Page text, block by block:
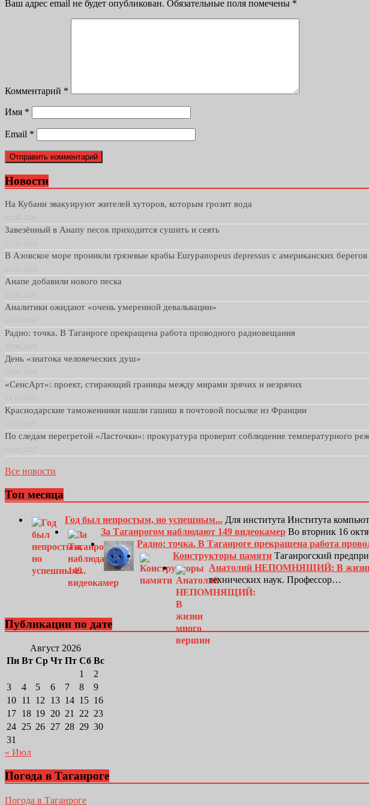
Ваш адрес email не будет опубликован. Обязательные поля помечены *
Комментарий *
Имя *
Email *
Новости
На Кубани эвакуируют жителей хуторов, которым грозит вода
Завезённый в Анапу песок приходится сушить и сеять
В Азовское море проникли грязевые крабы Eurypanopeus depressus с американских
Анапе добавили нового песка
Аналитики ожидают «очень умеренной девальвации»
Радио: точка. В Таганроге прекращена работа проводного радиовещания
День «знатока человеческих душ»
«СенсАрт»: проект, стирающий границы между мирами зрячих и незрячих
Краснодарские таможенники нашли гашиш в почтовой посылке из Франции
По следам перегретой «Ласточки»: прокуратура проверит соблюдение температурного
Все новости
Топ месяца
Год был непростым, но успешным... Для института Института
За Таганрогом наблюдают 149 видеокамер Во вторник 16
Радио: точка. В Таганроге прекращена работа
Конструкторы памяти Таганрогский
Анатолий НЕПОМНЯЩИЙ: В жизни
технических наук. Профессор…
Публикации по дате
Август 2026
Пн Вт Ср Чт Пт Сб Вс
1
2
3
4 5 6 7 8
9
10 11 12 13 14 15 16
17 18 19 20 21 22 23
24 25 26 27 28 29 30
31
« Июл
Погода в Таганроге
Погода в Таганроге